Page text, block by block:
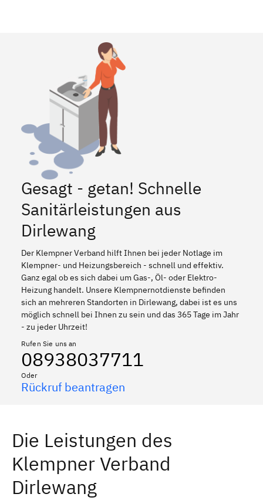
Gesagt - getan! Schnelle
Sanitärleistungen aus
Dirlewang
Der Klempner Verband hilft Ihnen bei jeder Notlage im
Klempner- und Heizungsbereich - schnell und effektiv.
Ganz egal ob es sich dabei um Gas-, Öl- oder Elektro-
Heizung handelt. Unsere Klempnernotdienste befinden
sich an mehreren Standorten in Dirlewang, dabei ist es uns
möglich schnell bei Ihnen zu sein und das 365 Tage im Jahr
- zu jeder Uhrzeit!
Rufen Sie uns an
08938037711
Oder
Rückruf beantragen
Die Leistungen des
Klempner Verband
Dirlewang